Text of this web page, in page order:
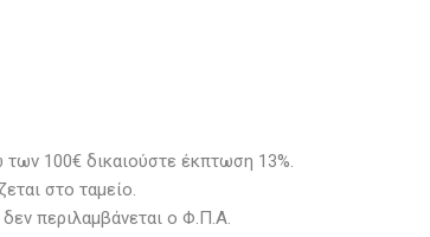
100€ δικαιούστε έκπτωση 13%.
στο ταμείο.
περιλαμβάνεται ο Φ.Π.Α.